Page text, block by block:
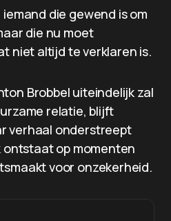
die gewend is om
die nu moet
niet altijd te verklaren is.
Brobbel uiteindelijk zal
relatie, blijft
verhaal onderstreept
op momenten
voor onzekerheid.